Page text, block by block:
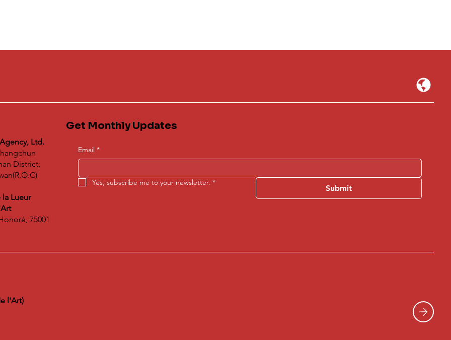
Ltd.
District,
Lueur
75001
Get Monthly Updates
Email *
Yes, subscribe me to your newsletter. *
Submit
l'Art)